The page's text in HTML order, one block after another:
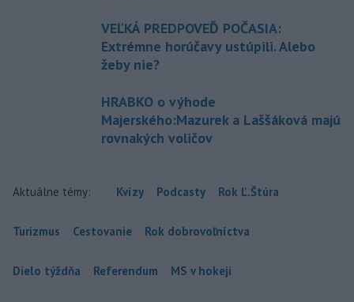
VEĽKÁ PREDPOVEĎ POČASIA:
Extrémne horúčavy ustúpili. Alebo
žeby nie?
HRABKO o výhode
Majerského:Mazurek a Laššáková majú
rovnakých voličov
Aktuálne témy: Kvízy Podcasty Rok Ľ.Štúra
Turizmus Cestovanie Rok dobrovoľníctva
Dielo týždňa Referendum MS v hokeji